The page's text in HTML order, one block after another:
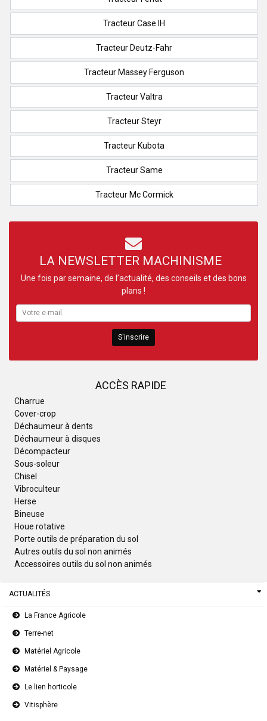
ACCÈS RAPIDE
Charrue
Cover-crop
Déchaumeur à dents
Déchaumeur à disques
Décompacteur
Sous-soleur
Chisel
Vibroculteur
Herse
Bineuse
Houe rotative
Porte outils de préparation du sol
Autres outils du sol non animés
Accessoires outils du sol non animés
Tracteur Case IH
Tracteur Deutz-Fahr
Tracteur Massey Ferguson
Tracteur Valtra
Tracteur Steyr
Tracteur Kubota
Tracteur Same
Tracteur Mc Cormick
LA NEWSLETTER MACHINISME
Une fois par semaine, de l’actualité, des conseils et des bons
plans !
S'inscrire
ACTUALITÉS
La France Agricole
Terre-net
Matériel Agricole
Matériel & Paysage
Le lien horticole
Vitisphère